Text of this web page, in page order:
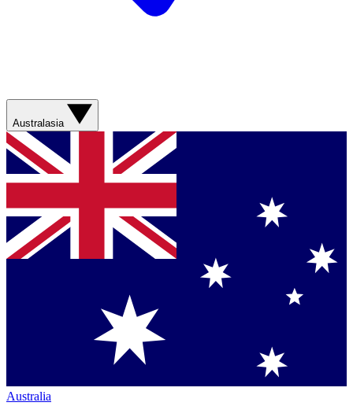
Australasia
Australia